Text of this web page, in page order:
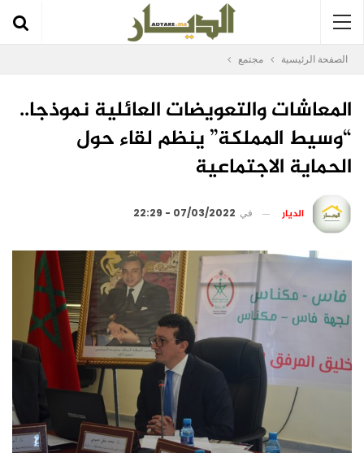
الصفحة الرئيسية مجتمع
المعاشات والتعويضات العائلية نموذجا..
“وسيط المملكة” ينظم لقاء حول
الحماية الاجتماعية
الديار في 07/03/2022 - 22:29